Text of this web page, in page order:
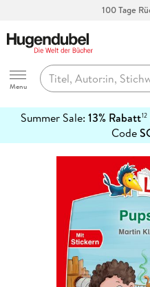
100 Tage
Hugendubel
Menu
Summer Sale: 13% Rabatt12
Code
erfahren